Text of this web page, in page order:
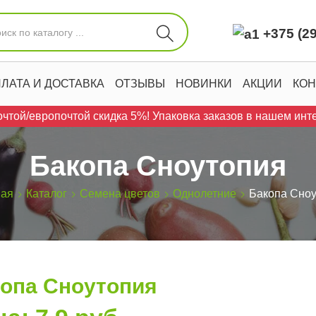
+375
И ДОСТАВКА ОТЗЫВЫ НОВИНКИ АКЦИИ
европочтой скидка 5%! Упаковка заказов в нашем
Бакопа Сноутопия
Каталог Семена цветов Однолетние Бакопа
Сноутопия